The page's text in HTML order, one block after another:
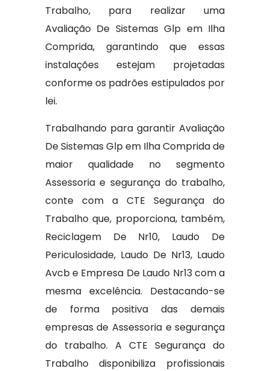
Trabalho, para realizar uma
Avaliação De Sistemas Glp em Ilha
Comprida, garantindo que essas
instalações estejam projetadas
conforme os padrões estipulados por
lei.
Trabalhando para garantir Avaliação
De Sistemas Glp em Ilha Comprida de
maior qualidade no segmento
Assessoria e segurança do trabalho,
conte com a CTE Segurança do
Trabalho que, proporciona, também,
Reciclagem De Nr10, Laudo De
Periculosidade, Laudo De Nr13, Laudo
Avcb e Empresa De Laudo Nr13 com a
mesma excelência. Destacando-se
de forma positiva das demais
empresas de Assessoria e segurança
do trabalho. A CTE Segurança do
Trabalho disponibiliza profissionais